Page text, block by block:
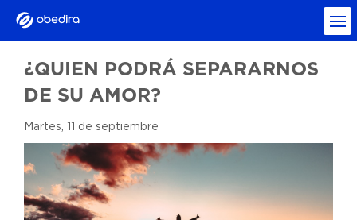
¿QUIEN PODRÁ SEPARARNOS
DE SU AMOR?
Martes, 11 de septiembre